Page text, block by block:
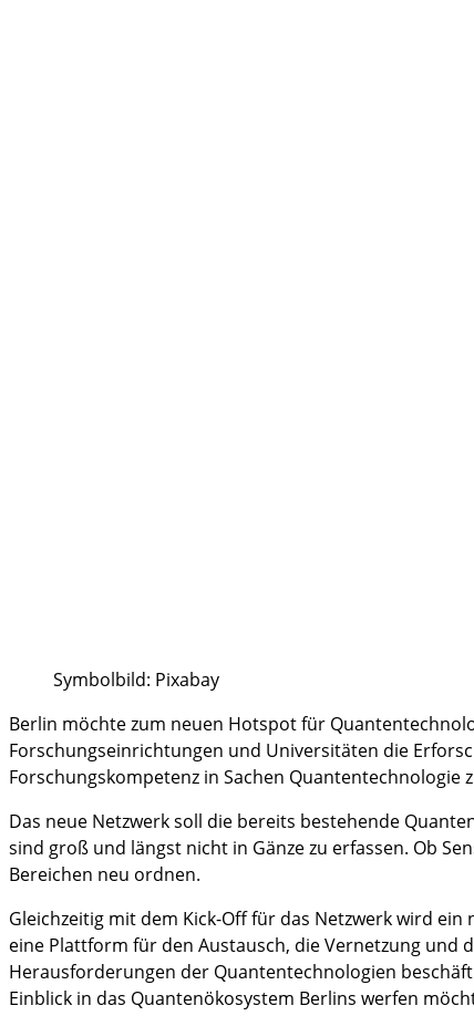
Symbolbild: Pixabay
Berlin möchte zum neuen Hotspot für
Forschungseinrichtungen und Universitäten die
Forschungskompetenz in Sachen Quantentechnologie
Das neue Netzwerk soll die bereits bestehende
sind groß und längst nicht in Gänze zu erfassen. Ob
Bereichen neu ordnen.
Gleichzeitig mit dem Kick-Off für das Netzwerk wird
eine Plattform für den Austausch, die Vernetzung und
Herausforderungen der Quantentechnologien
Einblick in das Quantenökosystem Berlins werfen